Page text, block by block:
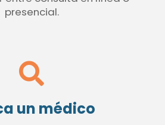
presencial.
un médico